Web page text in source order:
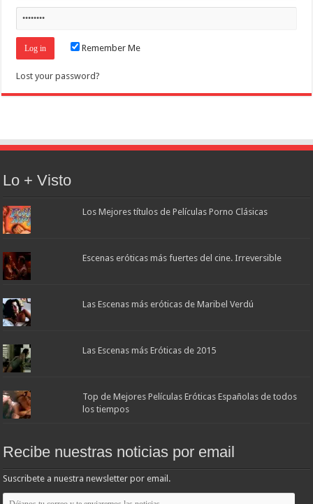
Remember Me
Lost your password?
Lo + Visto
Los Mejores títulos de Películas Porno Clásicas
Escenas eróticas más fuertes del cine. Irreversible
Las Escenas más eróticas de Maribel Verdú
Las Escenas más Eróticas de 2015
Top de Mejores Películas Eróticas Españolas de todos
los tiempos
Recibe nuestras noticias por email
Suscribete a nuestra newsletter por email.
Déjanos